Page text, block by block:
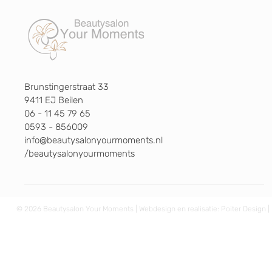
Brunstingerstraat 33
9411 EJ Beilen
06 - 11 45 79 65
0593 - 856009
info@beautysalonyourmoments.nl
/beautysalonyourmoments
© 2026 Beautysalon Your Moments | Webdesign en realisatie: Poiter Design